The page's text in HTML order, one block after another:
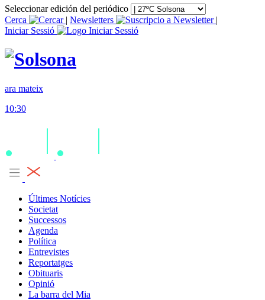
Seleccionar edición del periódico
Cerca
| Newsletters
|
Iniciar Sessió
ara mateix
10:30
Últimes Notícies
Societat
Successos
Agenda
Política
Entrevistes
Reportatges
Obituaris
Opinió
La barra del Mia